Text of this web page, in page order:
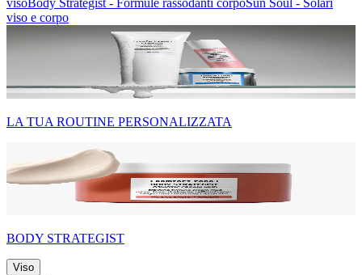
visoBody Strategist - Formule rassodanti corpoSun Soul - Solari
viso e corpo
LA TUA ROUTINE PERSONALIZZATA
BODY STRATEGIST
Viso